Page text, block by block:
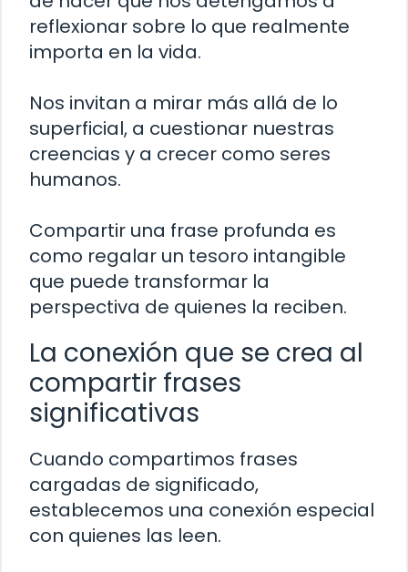
reflexionar sobre lo que realmente
importa en la vida.
Nos invitan a mirar más allá de lo
superficial, a cuestionar nuestras
creencias y a crecer como seres
humanos.
Compartir una frase profunda es
como regalar un tesoro intangible
que puede transformar la
perspectiva de quienes la reciben.
La conexión que se crea al
compartir frases
significativas
Cuando compartimos frases
cargadas de significado,
establecemos una conexión especial
con quienes las leen.